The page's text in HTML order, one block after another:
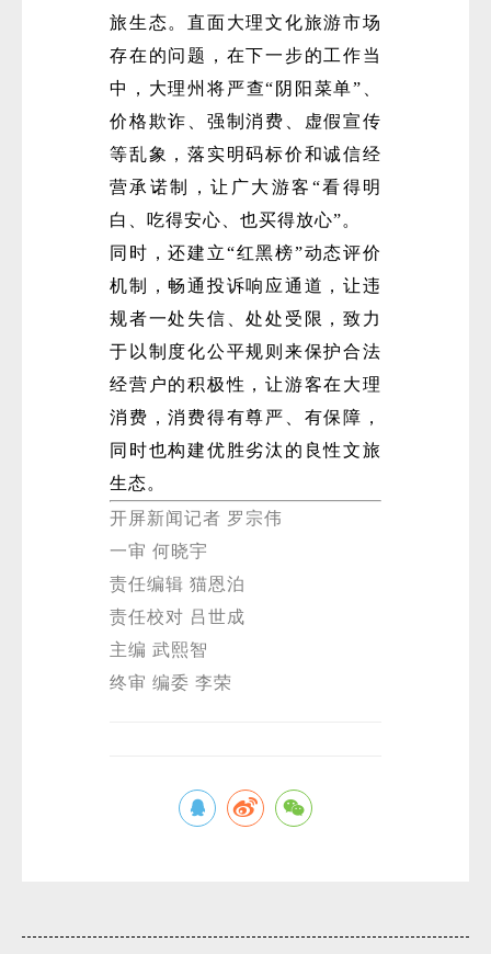
旅生态。直面大理文化旅游市场
存在的问题，在下一步的工作当
中，大理州将严查“阴阳菜单”、
价格欺诈、强制消费、虚假宣传
等乱象，落实明码标价和诚信经
营承诺制，让广大游客“看得明
白、吃得安心、也买得放心”。
同时，还建立“红黑榜”动态评价
机制，畅通投诉响应通道，让违
规者一处失信、处处受限，致力
于以制度化公平规则来保护合法
经营户的积极性，让游客在大理
消费，消费得有尊严、有保障，
同时也构建优胜劣汰的良性文旅
生态。
开屏新闻记者 罗宗伟
一审 何晓宇
责任编辑 猫恩泊
责任校对 吕世成
主编 武熙智
终审 编委 李荣